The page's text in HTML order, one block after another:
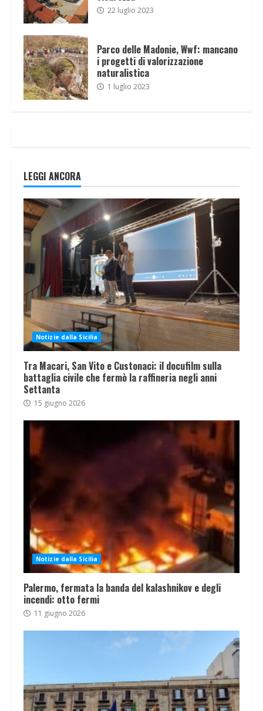
22 luglio 2023
Parco delle Madonie, Wwf: mancano
i progetti di valorizzazione
naturalistica
1 luglio 2023
LEGGI ANCORA
Notizie dalla Sicilia
Tra Macari, San Vito e Custonaci: il docufilm sulla
battaglia civile che fermò la raffineria negli anni
Settanta
15 giugno 2026
Notizie dalla Sicilia
Palermo, fermata la banda del kalashnikov e degli
incendi: otto fermi
11 giugno 2026